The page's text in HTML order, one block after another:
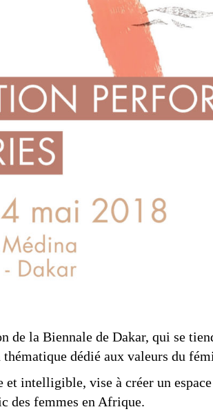
de la Biennale de Dakar, qui se
dédié aux valeurs du
intelligible, vise à créer un
des femmes en Afrique.